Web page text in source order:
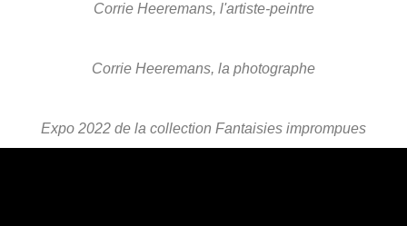
Corrie Heeremans, l'artiste-peintre
Corrie Heeremans, la photographe
Expo 2022 de la collection Fantaisies imprompues